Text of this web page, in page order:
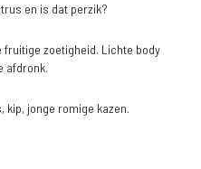
en is dat perzik?
fruitige zoetigheid. Lichte body
afdronk.
kip, jonge romige kazen.